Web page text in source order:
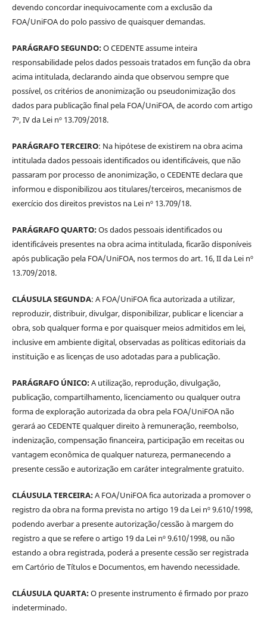
devendo concordar inequivocamente com a exclusão da
FOA/UniFOA do polo passivo de quaisquer demandas.
PARÁGRAFO SEGUNDO:O CEDENTE assume inteira
responsabilidade pelos dados pessoais tratados em função da obra
acima intitulada, declarando ainda que observou sempre que
possível, os critérios de anonimização ou pseudonimização dos
dados para publicação final pela FOA/UniFOA, de acordo com artigo
7º, IV da Lei nº 13.709/2018.
PARÁGRAFO TERCEIRO: Na hipótese de existirem na obra acima
intitulada dados pessoais identificados ou identificáveis, que não
passaram por processo de anonimização, o CEDENTE declara que
informou e disponibilizou aos titulares/terceiros, mecanismos de
exercício dos direitos previstos na Lei nº 13.709/18.
PARÁGRAFO QUARTO:Os dados pessoais identificados ou
identificáveis presentes na obra acima intitulada, ficarão disponíveis
após publicação pela FOA/UniFOA, nos termos do art. 16, II da Lei nº
13.709/2018.
CLÁUSULA SEGUNDA: A FOA/UniFOA fica autorizada a utilizar,
reproduzir, distribuir, divulgar, disponibilizar, publicar e licenciar a
obra, sob qualquer forma e por quaisquer meios admitidos em lei,
inclusive em ambiente digital, observadas as políticas editoriais da
instituição e as licenças de uso adotadas para a publicação.
PARÁGRAFO ÚNICO:A utilização, reprodução, divulgação,
publicação, compartilhamento, licenciamento ou qualquer outra
forma de exploração autorizada da obra pela FOA/UniFOA não
gerará ao CEDENTE qualquer direito à remuneração, reembolso,
indenização, compensação financeira, participação em receitas ou
vantagem econômica de qualquer natureza, permanecendo a
presente cessão e autorização em caráter integralmente gratuito.
CLÁUSULA TERCEIRA:A FOA/UniFOA fica autorizada a promover o
registro da obra na forma prevista no artigo 19 da Lei nº 9.610/1998,
podendo averbar a presente autorização/cessão à margem do
registro a que se refere o artigo 19 da Lei nº 9.610/1998, ou não
estando a obra registrada, poderá a presente cessão ser registrada
em Cartório de Títulos e Documentos, em havendo necessidade.
CLÁUSULA QUARTA:O presente instrumento é firmado por prazo
indeterminado.